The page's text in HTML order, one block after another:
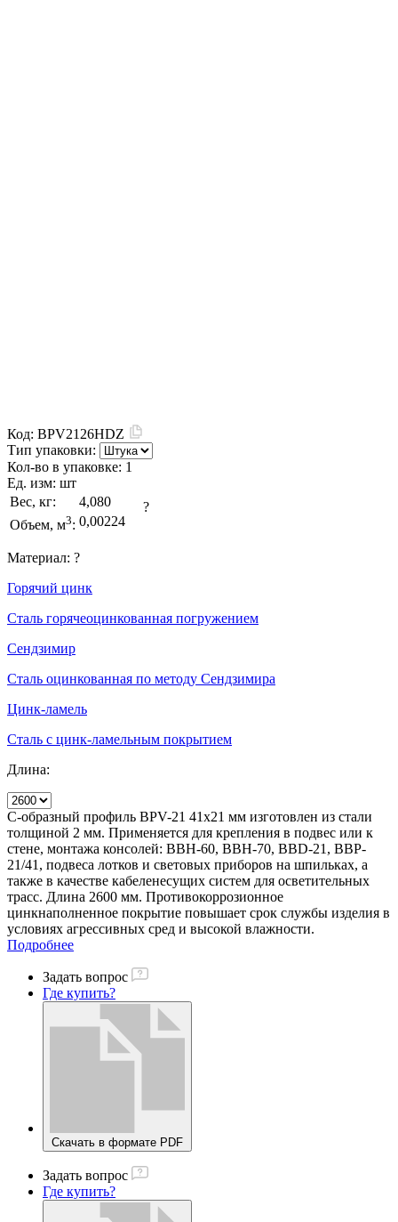
Код: BPV2126HDZ
Тип упаковки:
Кол-во в упаковке: 1
Ед. изм: шт
Вес, кг:
4,080
Объем, м3: 0,00224
?
Материал: ?
Горячий цинк
Сталь горячеоцинкованная погружением
Сендзимир
Сталь оцинкованная по методу Сендзимира
Цинк-ламель
Сталь с цинк-ламельным покрытием
Длина:
С-образный профиль BPV-21 41х21 мм изготовлен из стали
толщиной 2 мм. Применяется для крепления в подвес или к
стене, монтажа консолей: ВВН-60, ВВН-70, BBD-21, BBP-
21/41, подвеса лотков и световых приборов на шпильках, а
также в качестве кабеленесущих систем для осветительных
трасс. Длина 2600 мм. Противокоррозионное
цинкнаполненное покрытие повышает срок службы изделия в
условиях агрессивных сред и высокой влажности.
Подробнее
Задать вопрос
Где купить?
Скачать в формате PDF
Задать вопрос
Где купить?